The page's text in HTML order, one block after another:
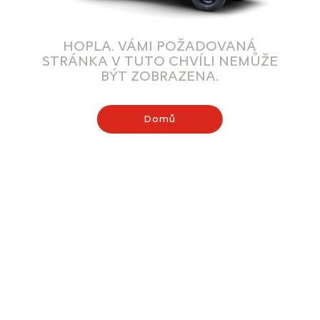
HOPLA. VÁMI POŽADOVANÁ
STRÁNKA V TUTO CHVÍLI NEMŮŽE
BÝT ZOBRAZENA.
Domů